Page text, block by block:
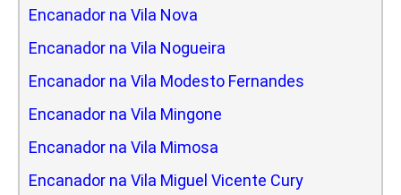
Encanador na Vila Nova
Encanador na Vila Nogueira
Encanador na Vila Modesto Fernandes
Encanador na Vila Mingone
Encanador na Vila Mimosa
Encanador na Vila Miguel Vicente Cury